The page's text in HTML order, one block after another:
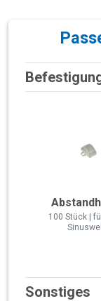
100 Stück |
Sonstiges